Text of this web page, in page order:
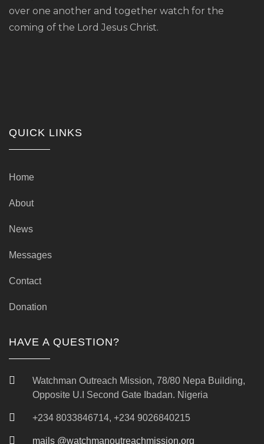
over one another and together watch for the
coming of the Lord Jesus Christ.
QUICK LINKS
Home
About
News
Messages
Contact
Donation
HAVE A QUESTION?
Watchman Outreach Mission, 78/80 Nepa Building,
Opposite U.I Second Gate Ibadan. Nigeria
+234 8033846714, +234 9026840215
mails @watchmanoutreachmission.org